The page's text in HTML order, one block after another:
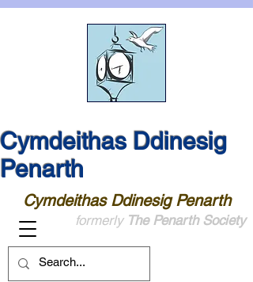
Cymdeithas Ddinesig
Penarth
Cymdeithas Ddinesig Penarth
formerly The Penarth Society